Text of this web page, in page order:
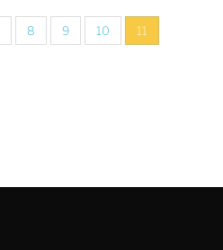
8 9 10 11